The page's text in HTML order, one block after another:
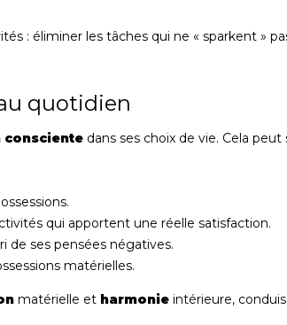
: éliminer les tâches qui ne « sparkent »
quotidien
consciente dans ses choix de vie. Cela peut
qui apportent une réelle satisfaction.
de ses pensées négatives.
matérielles.
matérielle et harmonie intérieure,